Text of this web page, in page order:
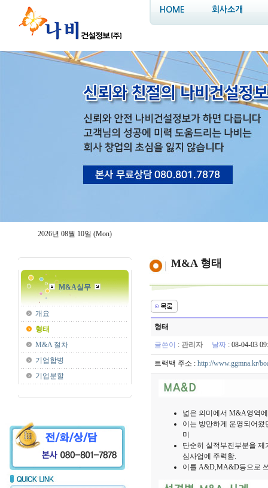
HOME 회사소개
2026년 08월 10일 (Mon)
M&A실무
개요
형태
M&A 절차
기업합병
기업분할
M&A 형태
형태
글쓴이 : 관리자 날짜 : 08-04-03
트랙백 주소 : http://www.ggmna.kr/
넓은 의미에서 M&A영역
이는 방만하게 운영되어
미
단순히 실적부진부분을
심사업에 주력함.
이를 A&D,MA&D등으로